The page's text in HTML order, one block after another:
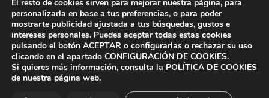
ayuntamiento de polanco
AYUNTAMIENTO DE POLANCO
El resto de cookies sirven para mejorar nuestra página, para
personalizarla en base a tus preferencias, o para poder
mostrarte publicidad ajustada a tus búsquedas, gustos e
intereses personales. Puedes aceptar todas estas cookies
pulsando el botón ACEPTAR o configurarlas o rechazar su uso
clicando en el apartado CONFIGURACIÓN DE COOKIES.
Si quieres más información, consulta la POLÍTICA DE COOKIES
de nuestra página web.